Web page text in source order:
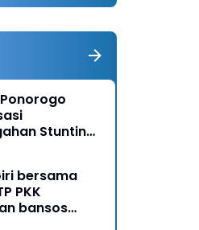
Stunting,
bersama
PKK
bansos